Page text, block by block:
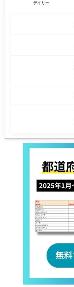
デイリー